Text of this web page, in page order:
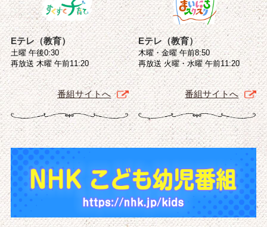
Eテレ（教育）
土曜 午後0:30
再放送 木曜 午前11:20
番組サイトへ
Eテレ（教育）
木曜・金曜 午前8:50
再放送 火曜・水曜 午前11:20
番組サイトへ